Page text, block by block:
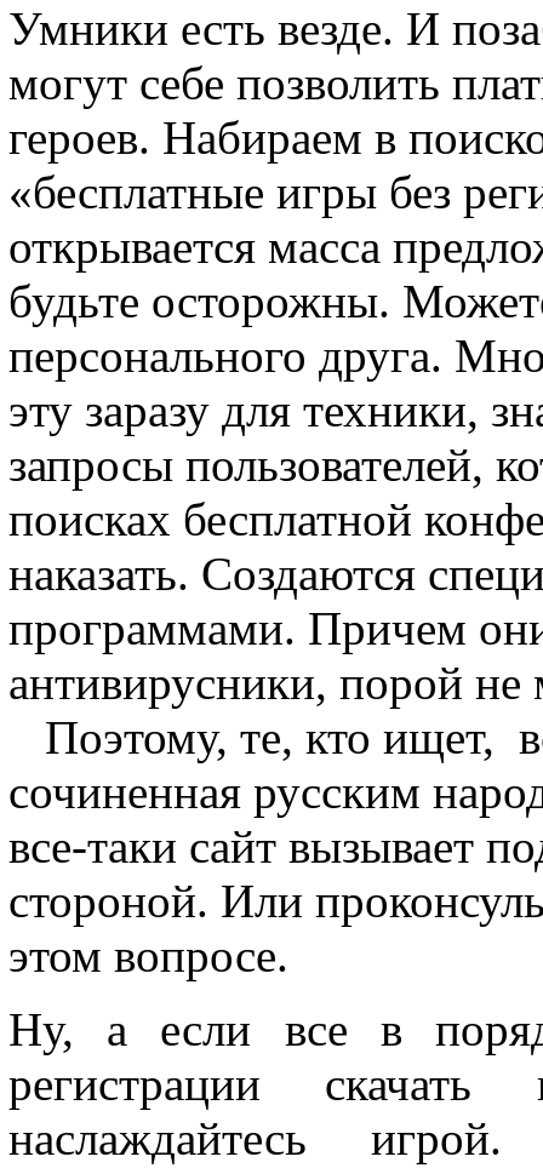
Умники есть везде. И
могут себе позволить
героев. Набираем в
«бесплатные игры без
открывается масса
будьте осторожны.
персонального друга.
эту заразу для техники,
запросы пользователей,
поисках бесплатной
наказать. Создаются
программами. Причем
антивирусники, порой не
Поэтому, те, кто ищет,
сочиненная русским
все-таки сайт вызывает
стороной. Или
этом вопросе.
Ну, а если все в
регистрации
наслаждайтесь